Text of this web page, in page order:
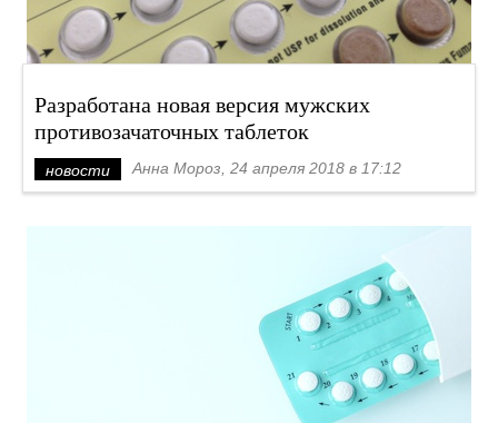
Разработана новая версия мужских
противозачаточных таблеток
новости Анна Мороз, 24 апреля 2018 в 17:12